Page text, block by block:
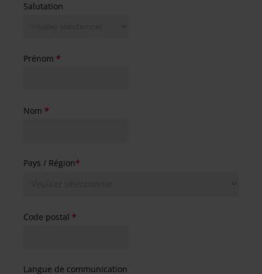
Salutation
Prénom *
Nom *
Pays / Région*
Code postal *
Langue de communication